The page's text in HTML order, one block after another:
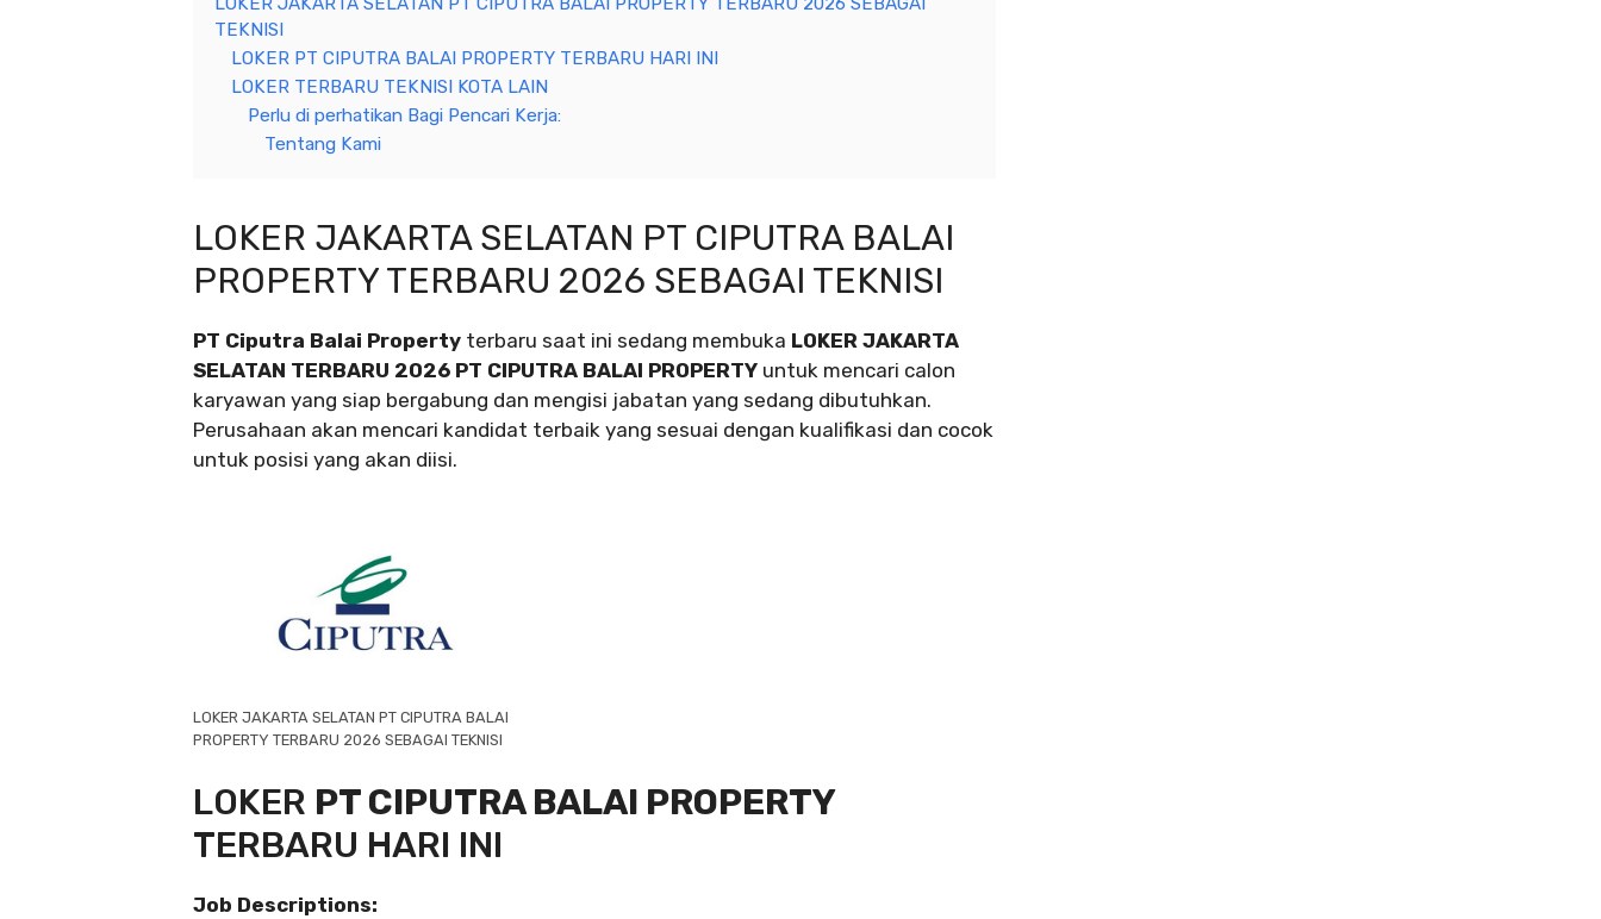
TEKNISI
LOKER PT CIPUTRA BALAI PROPERTY TERBARU HARI INI
LOKER TERBARU TEKNISI KOTA LAIN
Perlu di perhatikan Bagi Pencari Kerja:
Tentang Kami
LOKER JAKARTA SELATAN PT CIPUTRA BALAI
PROPERTY TERBARU 2026 SEBAGAI TEKNISI
PT Ciputra Balai Property terbaru saat ini sedang membuka LOKER JAKARTA
SELATAN TERBARU 2026 PT CIPUTRA BALAI PROPERTY untuk mencari calon
karyawan yang siap bergabung dan mengisi jabatan yang sedang dibutuhkan.
Perusahaan akan mencari kandidat terbaik yang sesuai dengan kualifikasi dan cocok
untuk posisi yang akan diisi.
LOKER JAKARTA SELATAN PT CIPUTRA BALAI
PROPERTY TERBARU 2026 SEBAGAI TEKNISI
LOKER PT CIPUTRA BALAI PROPERTY
TERBARU HARI INI
Job Descriptions: